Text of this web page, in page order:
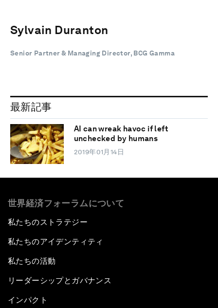
Sylvain Duranton
Senior Partner & Managing Director, BCG Gamma
最新記事
AI can wreak havoc if left
unchecked by humans
2019年01月14日
世界経済フォーラムについて
私たちのストラテジー
私たちのアイデンティティ
私たちの活動
リーダーシップとガバナンス
インパクト